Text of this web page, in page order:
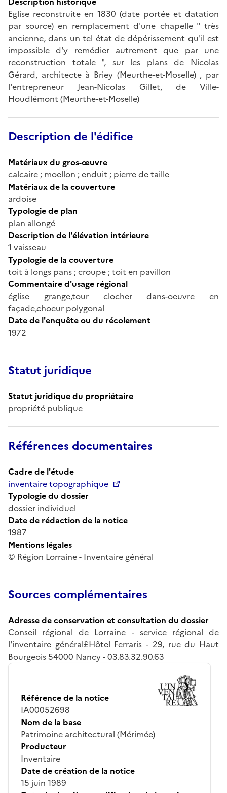
Eglise reconstruite en 1830 (date portée et datation
par source) en remplacement d'une chapelle " très
ancienne, dans un tel état de dépérissement qu'il est
impossible d'y remédier autrement que par une
reconstruction totale ", sur les plans de Nicolas
Gérard, architecte à Briey (Meurthe-et-Moselle) , par
l'entrepreneur Jean-Nicolas Gillet, de Ville-
Houdlémont (Meurthe-et-Moselle)
Description de l'édifice
Matériaux du gros-œuvre
calcaire ; moellon ; enduit ; pierre de taille
Matériaux de la couverture
ardoise
Typologie de plan
plan allongé
Description de l'élévation intérieure
1 vaisseau
Typologie de la couverture
toit à longs pans ; croupe ; toit en pavillon
Commentaire d'usage régional
église grange,tour clocher dans-oeuvre en
façade,choeur polygonal
Date de l'enquête ou du récolement
1972
Statut juridique
Statut juridique du propriétaire
propriété publique
Références documentaires
Cadre de l'étude
inventaire topographique
Typologie du dossier
dossier individuel
Date de rédaction de la notice
1987
Mentions légales
© Région Lorraine - Inventaire général
Sources complémentaires
Adresse de conservation et consultation du dossier
Conseil régional de Lorraine - service régional de
l'inventaire général£Hôtel Ferraris - 29, rue du Haut
Bourgeois 54000 Nancy - 03.83.32.90.63
Référence de la notice
IA00052698
Nom de la base
Patrimoine architectural (Mérimée)
Producteur
Inventaire
Date de création de la notice
15 juin 1989